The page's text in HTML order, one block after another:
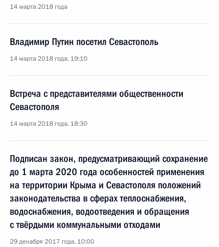
14 марта 2018 года
Владимир Путин посетил Севастополь
14 марта 2018 года, 19:10
Встреча с представителями общественности
Севастополя
14 марта 2018 года, 18:30
Подписан закон, предусматривающий сохранение
до 1 марта 2020 года особенностей применения
на территории Крыма и Севастополя положений
законодательства в сферах теплоснабжения,
водоснабжения, водоотведения и обращения
с твёрдыми коммунальными отходами
29 декабря 2017 года, 10:00